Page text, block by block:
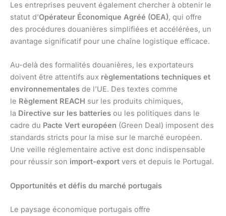
Les entreprises peuvent également chercher à obtenir le
statut d’Opérateur Économique Agréé (OEA), qui offre
des procédures douanières simplifiées et accélérées, un
avantage significatif pour une chaîne logistique efficace.
Au-delà des formalités douanières, les exportateurs
doivent être attentifs aux règlementations techniques et
environnementales de l’UE. Des textes comme
le Règlement REACH sur les produits chimiques,
la Directive sur les batteries ou les politiques dans le
cadre du Pacte Vert européen (Green Deal) imposent des
standards stricts pour la mise sur le marché européen.
Une veille réglementaire active est donc indispensable
pour réussir son import-export vers et depuis le Portugal.
Opportunités et défis du marché portugais
Le paysage économique portugais offre